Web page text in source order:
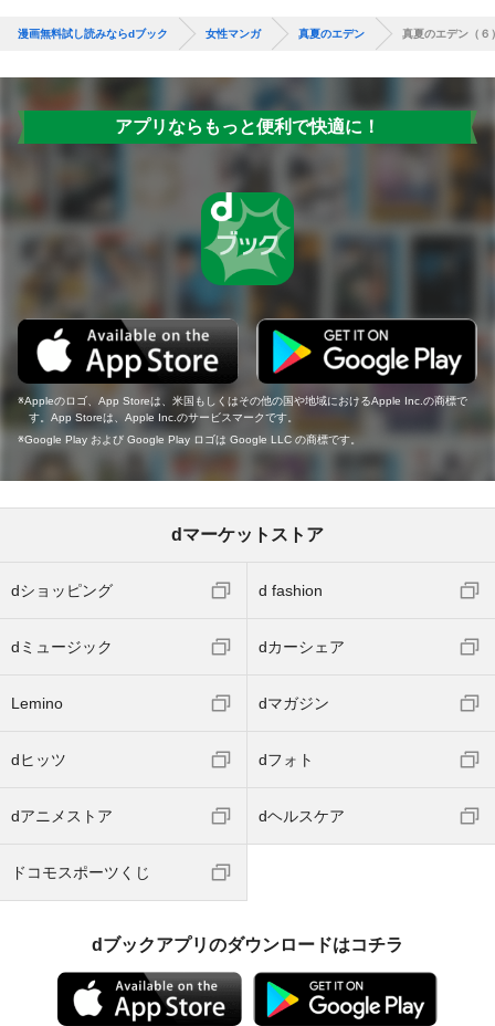
漫画無料試し読みならdブック 女性マンガ 真夏のエデン 真夏のエデン（６
アプリならもっと便利で快適に！
Appleのロゴ、App Storeは、米国もしくはその他の国や地域におけるApple Inc.の商標で
す。App Storeは、Apple Inc.のサービスマークです。
Google Play および Google Play ロゴは Google LLC の商標です。
dマーケットストア
dショッピング d fashion
dミュージック dカーシェア
Lemino dマガジン
dヒッツ dフォト
dアニメストア dヘルスケア
ドコモスポーツくじ
dブックアプリのダウンロードはコチラ